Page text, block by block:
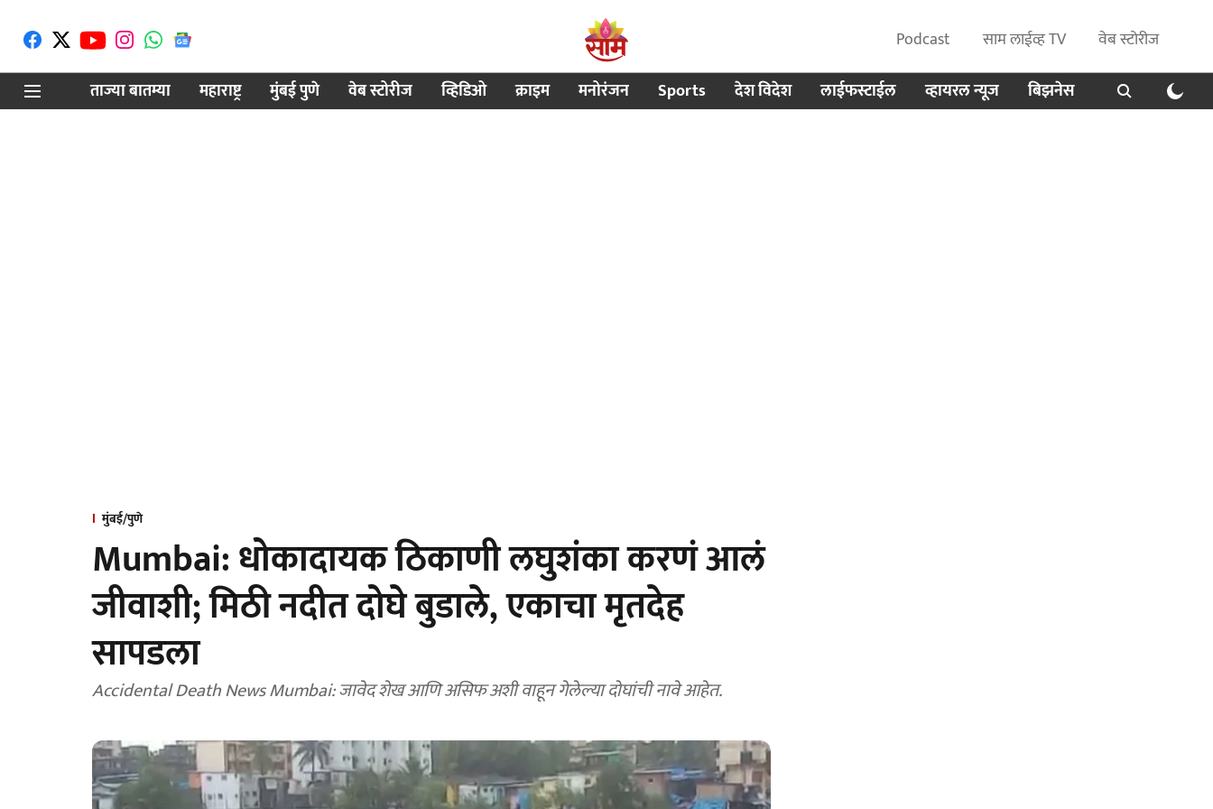
Podcast साम लाईव्ह TV
वेब स्टोरीज
ताज्या बातम्या
महाराष्ट्र मुंबई पुणे वेब स्टोरीज व्हिडिओ क्राइम मनोरंजन Sports देश विदेश लाईफस्टाईल व्हायरल न्यूज बिझनेस
मुंबई/पुणे
Mumbai: धोकादायक ठिकाणी लघुशंका करणं आलं
जीवाशी; मिठी नदीत दोघे बुडाले, एकाचा मृतदेह
सापडला
Accidental Death News Mumbai: जावेद शेख आणि असिफ अशी वाहून गेलेल्या दोघांची नावे आहेत.